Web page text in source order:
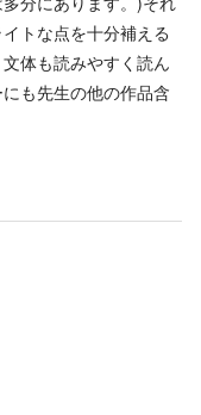
トな点を十分補える
体も読みやすく読ん
も先生の他の作品含